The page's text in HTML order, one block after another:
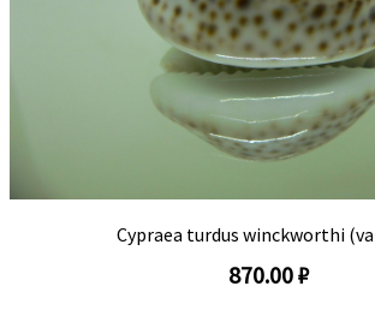
Cypraea turdus winckworthi
870.00 ₽